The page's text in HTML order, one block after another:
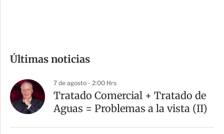
p
a
r
t
Últimas noticias
7 de agosto - 2:00 Hrs
Tratado Comercial + Tratado de
Aguas = Problemas a la vista (II)